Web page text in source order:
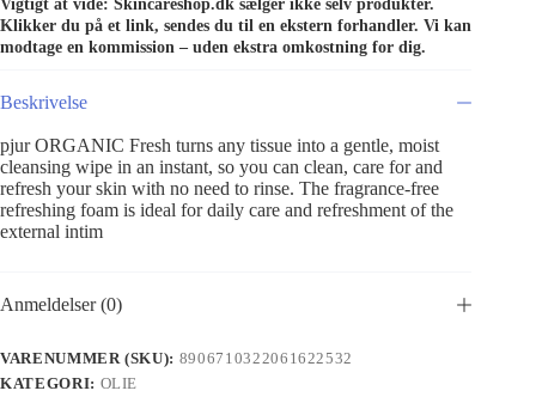
Vigtigt at vide: Skincareshop.dk sælger ikke selv produkter.
Klikker du på et link, sendes du til en ekstern forhandler. Vi kan
modtage en kommission – uden ekstra omkostning for dig.
Beskrivelse
pjur ORGANIC Fresh turns any tissue into a gentle, moist
cleansing wipe in an instant, so you can clean, care for and
refresh your skin with no need to rinse. The fragrance-free
refreshing foam is ideal for daily care and refreshment of the
external intim
Anmeldelser (0)
VARENUMMER (SKU): 8906710322061622532
KATEGORI: OLIE